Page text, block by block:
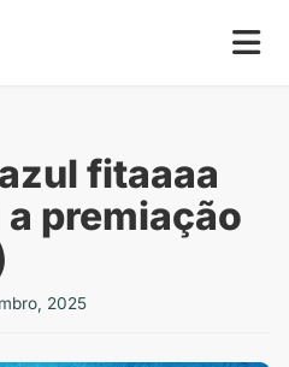
fitaaaa
premiação
2025